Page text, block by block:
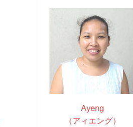
Ayeng
（アィエング）